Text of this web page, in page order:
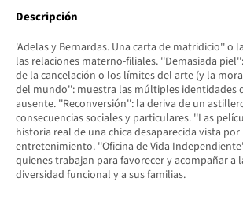
Descripción
'Adelas y Bernardas. Una carta de matridicio'' o
las relaciones materno-filiales. ''Demasiada
de la cancelación o los límites del arte (y la
del mundo'': muestra las múltiples identidades
ausente. ''Reconversión'': la deriva de un
consecuencias sociales y particulares. ''Las
historia real de una chica desaparecida vista
entretenimiento. ''Oficina de Vida
quienes trabajan para favorecer y acompañar a
diversidad funcional y a sus familias.